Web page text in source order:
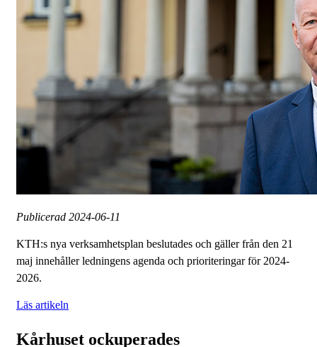
Publicerad 2024-06-11
KTH:s nya verksamhetsplan beslutades och gäller från den 21
maj innehåller ledningens agenda och prioriteringar för 2024-
2026.
Läs artikeln
Kårhuset ockuperades